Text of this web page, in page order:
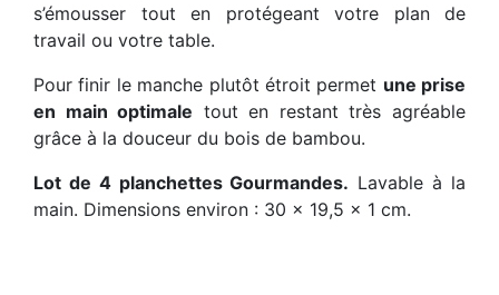
s’émousser tout en protégeant votre plan de
travail ou votre table.
Pour finir le manche plutôt étroit permet une prise
en main optimale tout en restant très agréable
grâce à la douceur du bois de bambou.
Lot de 4 planchettes Gourmandes. Lavable à la
main. Dimensions environ : 30 x 19,5 x 1 cm.